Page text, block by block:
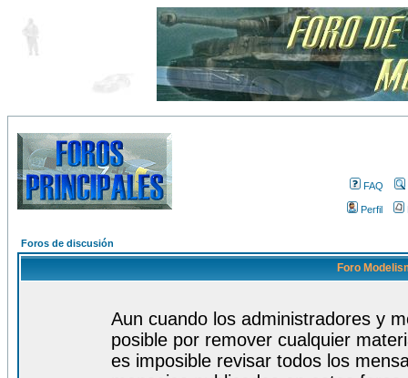
FAQ
Perfil
Foros de discusión
Foro
Aun cuando los administradores y
posible por remover cualquier
es imposible revisar todos los